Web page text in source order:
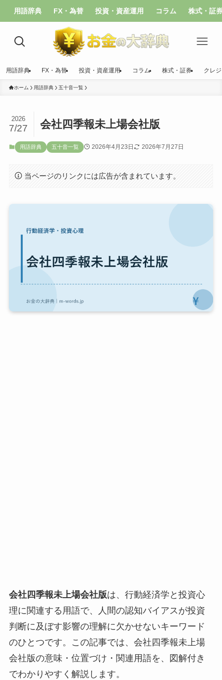
用語辞典 FX・為替 投資・資産運用 コラム 株式・証
用語辞典 FX・為替 投資・資産運用 コラム 株式・証券 クレ
ホーム 用語辞典 五十音一覧
会社四季報未上場会社版
2026
7/27
用語辞典 五十音一覧 2026年4月23日 2026年7月27日
当ページのリンクには広告が含まれています。
会社四季報未上場会社版は、行動経済学と投資心
理に関連する用語で、人間の認知バイアスが投資
判断に及ぼす影響の理解に欠かせないキーワード
のひとつです。この記事では、会社四季報未上場
会社版の意味・位置づけ・関連用語を、図解付き
でわかりやすく解説します。